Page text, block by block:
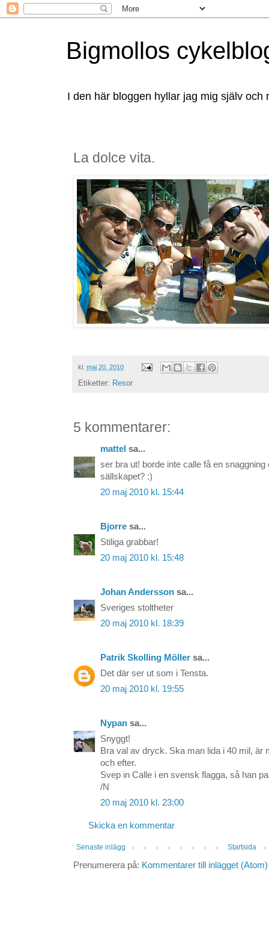
Bigmollos
I den här bloggen hyllar jag mig själv
La dolce vita.
kl. maj 20, 2010
Etiketter: Resor
5 kommentarer:
mattel sa...
ser bra ut! borde inte calle få en
sällskapet? :)
20 maj 2010 kl. 15:44
Bjorre sa...
Stiliga grabbar!
20 maj 2010 kl. 15:48
Johan Andersson sa...
Sveriges stoltheter
20 maj 2010 kl. 18:39
Patrik Skolling Möller sa...
Det där ser ut som i Tensta.
20 maj 2010 kl. 19:55
Nypan sa...
Snyggt!
Bra val av dryck. Ska man lida i 40 mil, är
och efter.
Svep in Calle i en svensk flagga, så han
/N
20 maj 2010 kl. 23:00
Skicka en kommentar
Senaste inlägg Startsida
Prenumerera på: Kommentarer till inlägget (Atom)